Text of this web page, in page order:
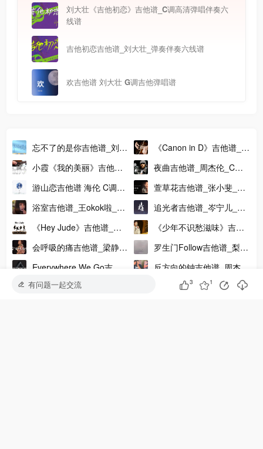
刘大壮《吉他初恋》吉他谱_C调高清弹唱伴奏六
线谱
吉他初恋吉他谱_刘大壮_弹奏伴奏六线谱
欢吉他谱 刘大壮 G调吉他弹唱谱
忘不了的是你吉他谱_刘大
壮_G调版吉他弹唱谱
《Canon in D》吉他谱_D
大调卡农吉他指弹谱_指弹
视频演示
小霞《我的美丽》吉他谱
G调版吉他伴奏谱 吉他弹
唱示范视频
夜曲吉他谱_周杰伦_C调
简单版吉他弹唱谱
游山恋吉他谱 海伦 C调版
弹唱吉他谱
萱草花吉他谱_张小斐_G
调精编版弹唱吉他谱
浴室吉他谱_王okok啦_G
调弹唱伴奏吉他谱
追光者吉他谱_岑宁儿_C
调和弦简单版吉他弹唱谱
《Hey Jude》吉他谱_吉
他弹唱伴奏谱_C调高清六
线谱
《少年不识愁滋味》吉他
谱_隔壁老樊_C调版吉他
弹唱谱
会呼吸的痛吉他谱_梁静茹
_G调指法编配吉他谱
罗生门Follow吉他谱_梨冻
紧/Wiz_H张子豪_C调吉他
Everywhere We Go吉他
谱 C调版吉他弹唱和弦谱
反方向的钟吉他谱_周杰伦
_G调指法吉他弹唱谱
青花吉他谱_周传雄_C调
亲爱的那不是爱情吉他谱_
有问题一起交流 3 1